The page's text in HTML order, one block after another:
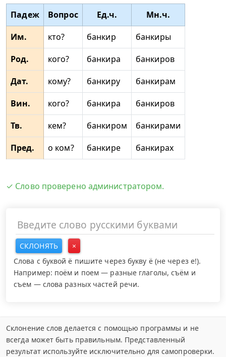
Падеж Вопрос Ед.ч.
Мн.ч.
Им.
кто? банкир
банкиры
Род.
кого? банкира
банкиров
Дат.
кому? банкиру
банкирам
Вин.
кого? банкира
банкиров
Тв.
кем? банкиром
банкирами
Пред.
о ком? банкире банкирах
✓ Слово проверено администратором.
СКЛОНЯТЬ
×
Слова с буквой ё пишите через букву ё (не через е!).
Например: поём и поем — разные глаголы, съём и
съем — слова разных частей речи.
Склонение слов делается с помощью программы и не
всегда может быть правильным. Представленный
результат используйте исключительно для самопроверки.